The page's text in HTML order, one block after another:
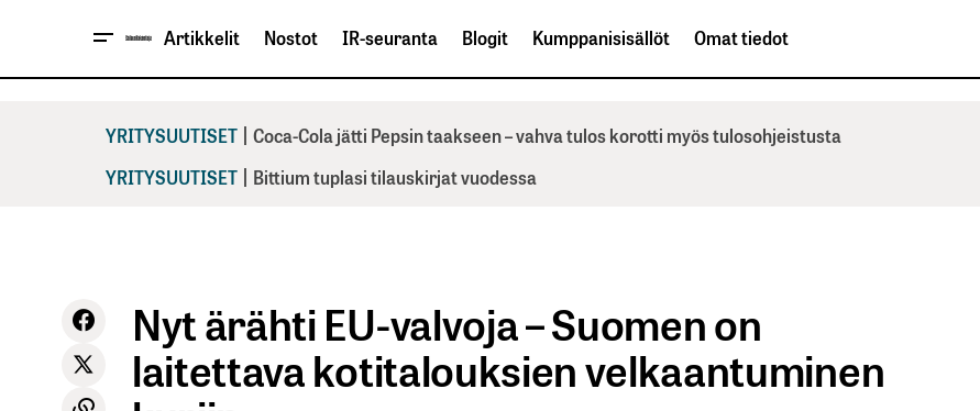
Artikkelit Nostot IR-seuranta Blogit Kumppanisisällöt Omat tiedot
YRITYSUUTISET | Coca-Cola jätti Pepsin taakseen – vahva tulos korotti myös tulosohjeistusta
YRITYSUUTISET | Bittium tuplasi tilauskirjat vuodessa
Nyt ärähti EU-valvoja – Suomen on
laitettava kotitalouksien velkaantuminen